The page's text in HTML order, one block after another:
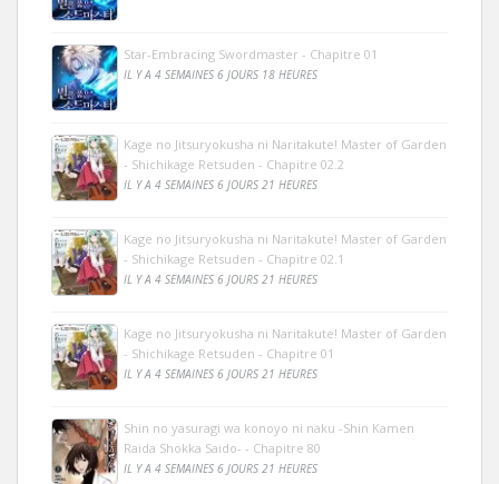
Star-Embracing Swordmaster - Chapitre 01
IL Y A 4 SEMAINES 6 JOURS 18 HEURES
Kage no Jitsuryokusha ni Naritakute! Master of Garden
- Shichikage Retsuden - Chapitre 02.2
IL Y A 4 SEMAINES 6 JOURS 21 HEURES
Kage no Jitsuryokusha ni Naritakute! Master of Garden
- Shichikage Retsuden - Chapitre 02.1
IL Y A 4 SEMAINES 6 JOURS 21 HEURES
Kage no Jitsuryokusha ni Naritakute! Master of Garden
- Shichikage Retsuden - Chapitre 01
IL Y A 4 SEMAINES 6 JOURS 21 HEURES
Shin no yasuragi wa konoyo ni naku -Shin Kamen
Raida Shokka Saido- - Chapitre 80
IL Y A 4 SEMAINES 6 JOURS 21 HEURES